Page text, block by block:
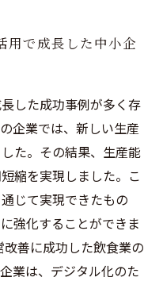
用で成長した中小企
した成功事例が多く存
企業では、新しい生産
た。その結果、生産能
縮を実現しました。こ
じて実現できたもの
強化することができま
善に成功した飲食業の
業は、デジタル化のた